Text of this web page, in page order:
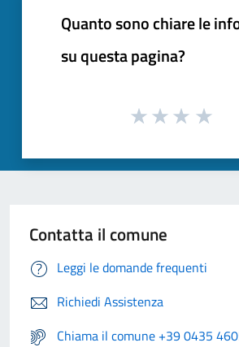
Quanto sono chiare le
su questa pagina?
Contatta il comune
Leggi le domande frequenti
Richiedi Assistenza
Chiama il comune +39 0435